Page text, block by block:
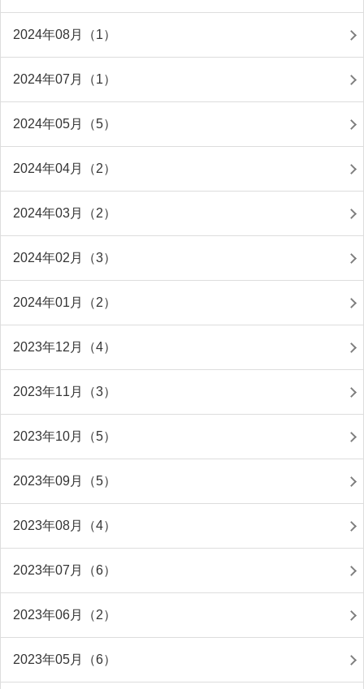
2024年08月（1）
2024年07月（1）
2024年05月（5）
2024年04月（2）
2024年03月（2）
2024年02月（3）
2024年01月（2）
2023年12月（4）
2023年11月（3）
2023年10月（5）
2023年09月（5）
2023年08月（4）
2023年07月（6）
2023年06月（2）
2023年05月（6）